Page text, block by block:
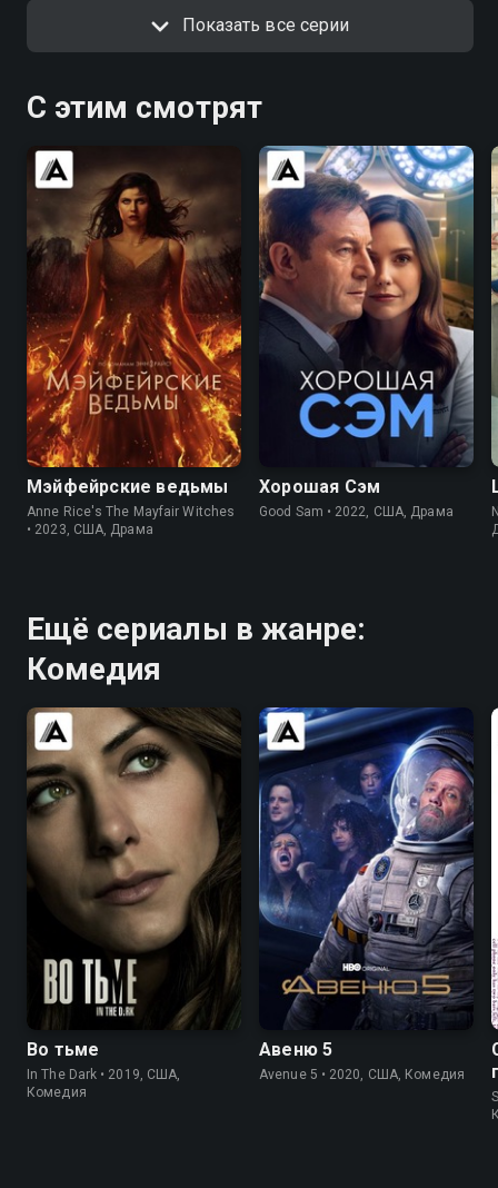
Показать все серии
С этим смотрят
7.2 6.2
Мэйфейрские ведьмы
Anne Rice's The Mayfair Witches
• 2023, США, Драма
6.9 6.0
Хорошая Сэм
Good Sam • 2022, США, Драма
Ещё сериалы в жанре:
Комедия
7.4 7.5
Во тьме
In The Dark • 2019, США,
Комедия
6.9 6.7
Авеню 5
Avenue 5 • 2020, США, Комедия